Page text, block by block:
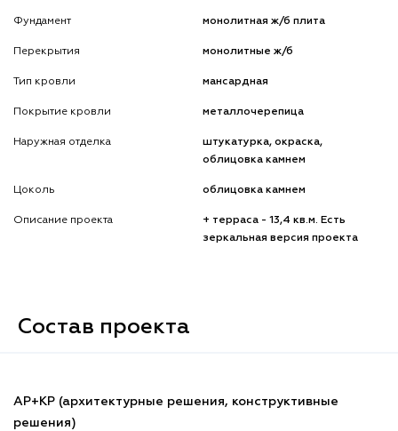
Фундамент монолитная ж/б плита
Перекрытия монолитные ж/б
Тип кровли мансардная
Покрытие кровли металлочерепица
Наружная отделка
штукатурка, окраска,
облицовка камнем
Цоколь облицовка камнем
Описание проекта
+ терраса - 13,4 кв.м. Есть
зеркальная версия проекта
Состав проекта
АР+КР (архитектурные решения, конструктивные
решения)